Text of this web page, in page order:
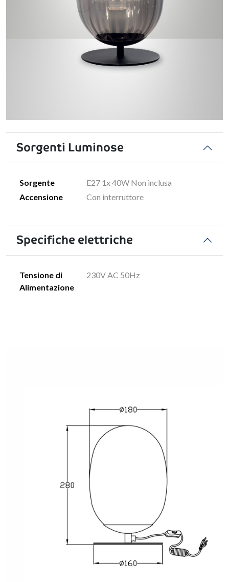
Sorgenti Luminose
Sorgente
E27 1x 40W Non inclusa
Accensione
Con interruttore
Specifiche elettriche
Tensione di
Alimentazione
230V AC 50Hz